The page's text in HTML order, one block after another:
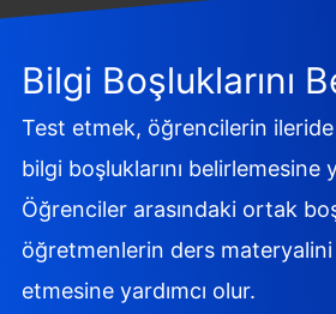
Bilgi Boşluklarını
Test etmek, öğrencilerin ileride
bilgi boşluklarını belirlemesine
Öğrenciler arasındaki ortak
öğretmenlerin ders
etmesine yardımcı olur.